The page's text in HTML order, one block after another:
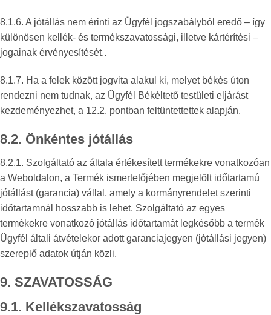
8.1.6. A jótállás nem érinti az Ügyfél jogszabályból eredő – így
különösen kellék- és termékszavatossági, illetve kártérítési –
jogainak érvényesítését..
8.1.7. Ha a felek között jogvita alakul ki, melyet békés úton
rendezni nem tudnak, az Ügyfél Békéltető testületi eljárást
kezdeményezhet, a 12.2. pontban feltüntettettek alapján.
8.2. Önkéntes jótállás
8.2.1. Szolgáltató az általa értékesített termékekre vonatkozóan
a Weboldalon, a Termék ismertetőjében megjelölt időtartamú
jótállást (garancia) vállal, amely a kormányrendelet szerinti
időtartamnál hosszabb is lehet. Szolgáltató az egyes
termékekre vonatkozó jótállás időtartamát legkésőbb a termék
Ügyfél általi átvételekor adott garanciajegyen (jótállási jegyen)
szereplő adatok útján közli.
9. SZAVATOSSÁG
9.1. Kellékszavatosság